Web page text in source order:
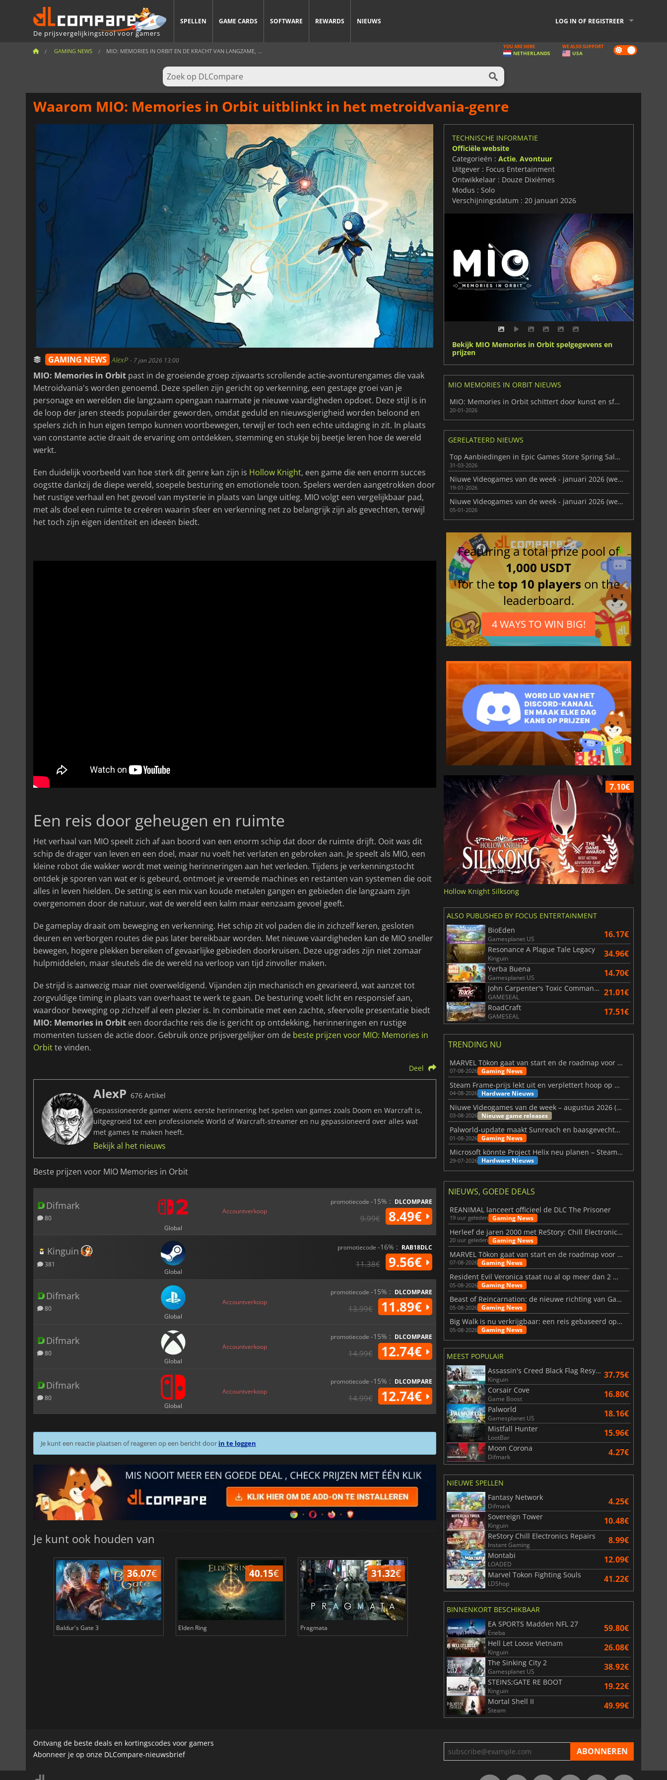
De prijsvergelijkingstool voor gamers
SPELLEN GAME CARDS SOFTWARE REWARDS NIEUWS LOG IN OF REGISTREER
GAMING NEWS MIO: MEMORIES IN ORBIT EN DE KRACHT VAN LANGZAME, ... Dark
mode
YOU ARE HERE
NETHERLANDS
WE ALSO SUPPORT
USA
Waarom MIO: Memories in Orbit uitblinkt in het metroidvania-genre
GAMING NEWS AlexP - 7 jan 2026 13:00
MIO: Memories in Orbit past in de groeiende groep zijwaarts scrollende actie-avonturengames die vaak
Metroidvania's worden genoemd. Deze spellen zijn gericht op verkenning, een gestage groei van je
personage en werelden die langzaam opengaan naarmate je nieuwe vaardigheden opdoet. Deze stijl is in
de loop der jaren steeds populairder geworden, omdat geduld en nieuwsgierigheid worden beloond en
spelers zich in hun eigen tempo kunnen voortbewegen, terwijl er toch een echte uitdaging in zit. In plaats
van constante actie draait de ervaring om ontdekken, stemming en stukje bij beetje leren hoe de wereld
werkt.
Een duidelijk voorbeeld van hoe sterk dit genre kan zijn is Hollow Knight, een game die een enorm succes
oogstte dankzij de diepe wereld, soepele besturing en emotionele toon. Spelers werden aangetrokken door
het rustige verhaal en het gevoel van mysterie in plaats van lange uitleg. MIO volgt een vergelijkbaar pad,
met als doel een ruimte te creëren waarin sfeer en verkenning net zo belangrijk zijn als gevechten, terwijl
het toch zijn eigen identiteit en ideeën biedt.
Een reis door geheugen en ruimte
Het verhaal van MIO speelt zich af aan boord van een enorm schip dat door de ruimte drijft. Ooit was dit
schip de drager van leven en een doel, maar nu voelt het verlaten en gebroken aan. Je speelt als MIO, een
kleine robot die wakker wordt met weinig herinneringen aan het verleden. Tijdens je verkenningstocht
ontdek je sporen van wat er is gebeurd, ontmoet je vreemde machines en restanten van systemen die ooit
alles in leven hielden. De setting is een mix van koude metalen gangen en gebieden die langzaam zijn
overgenomen door de natuur, wat de wereld een kalm maar eenzaam gevoel geeft.
De gameplay draait om beweging en verkenning. Het schip zit vol paden die in zichzelf keren, gesloten
deuren en verborgen routes die pas later bereikbaar worden. Met nieuwe vaardigheden kan de MIO sneller
bewegen, hogere plekken bereiken of gevaarlijke gebieden doorkruisen. Deze upgrades zijn niet zomaar
hulpmiddelen, maar sleutels die de wereld na verloop van tijd zinvoller maken.
De strijd is aanwezig maar niet overweldigend. Vijanden zijn mechanisch en gevarieerd, wat aanzet tot
zorgvuldige timing in plaats van overhaast te werk te gaan. De besturing voelt licht en responsief aan,
waardoor beweging op zichzelf al een plezier is. In combinatie met een zachte, sfeervolle presentatie biedt
MIO: Memories in Orbit een doordachte reis die is gericht op ontdekking, herinneringen en rustige
momenten tussen de actie door. Gebruik onze prijsvergelijker om de beste prijzen voor MIO: Memories in
Orbitte vinden.
Deel
AlexP 676 Artikel
Gepassioneerde gamer wiens eerste herinnering het spelen van games zoals Doom en Warcraft is,
uitgegroeid tot een professionele World of Warcraft-streamer en nu gepassioneerd over alles wat
met games te maken heeft.
Bekijk al het nieuws
Beste prijzen voor MIO Memories in Orbit
Difmark
80
Global
Accountverkoop
promotiecode -15% : DLCOMPARE
9.99€ 8.49€
Kinguin
381
Global
promotiecode -16% : RAB18DLC
11.38€ 9.56€
Difmark
80
Global
Accountverkoop
promotiecode -15% : DLCOMPARE
13.99€ 11.89€
Difmark
80
Global
Accountverkoop
promotiecode -15% : DLCOMPARE
14.99€ 12.74€
Difmark
80
Global
Accountverkoop
promotiecode -15% : DLCOMPARE
14.99€ 12.74€
Je kunt een reactie plaatsen of reageren op een bericht door in te loggen
Je kunt ook houden van
36.07€
Baldur's Gate 3
40.15€
Elden Ring
31.32€
Pragmata
6.75€
Total War WARHAMMER 3
15.51
Lies Of P
TECHNISCHE INFORMATIE
Officiële website
Categorieën : Actie, Avontuur
Uitgever : Focus Entertainment
Ontwikkelaar : Douze Dixièmes
Modus : Solo
Verschijningsdatum : 20 januari 2026
Bekijk MIO Memories in Orbit spelgegevens en
prijzen
MIO MEMORIES IN ORBIT NIEUWS
MIO: Memories in Orbit schittert door kunst en sfeer
20-01-2026
GERELATEERD NIEUWS
Top Aanbiedingen in Epic Games Store Spring Sale 2026
31-03-2026
Niuwe Videogames van de week - januari 2026 (week 4)
19-01-2026
Niuwe Videogames van de week - januari 2026 (week 2)
05-01-2026
Featuring a total prize pool of
1,000 USDT
for thetop 10 players on the
leaderboard.
4 WAYS TO WIN BIG!
7.10€
Hollow Knight Silksong
ALSO PUBLISHED BY FOCUS ENTERTAINMENT
BioEden
Gamesplanet US 16.17€
Resonance A Plague Tale Legacy
Kinguin 34.96€
Yerba Buena
Gamesplanet US 14.70€
John Carpenter's Toxic Commando
GAMESEAL 21.01€
RoadCraft
GAMESEAL 17.51€
TRENDING NU
MARVEL Tōkon gaat van start en de roadmap voor jaar 1 is bekendgemaakt
07-08-2026 Gaming News
Steam Frame-prijs lekt uit en verplettert hoop op betaalbare VR
04-08-2026 Hardware Nieuws
Niuwe Videogames van de week – augustus 2026 (week 32)
03-08-2026 Nieuwe game releases
Palworld-update maakt Sunreach en baasgevechten stabieler
01-08-2026 Gaming News
Microsoft könnte Project Helix neu planen – Steam-Support wackelt
29-07-2026 Hardware Nieuws
NIEUWS, GOEDE DEALS
REANIMAL lanceert officieel de DLC The Prisoner
19 uur geleden Gaming News
Herleef de jaren 2000 met ReStory: Chill Electronics Repairs
20 uur geleden Gaming News
MARVEL Tōkon gaat van start en de roadmap voor jaar 1 is bekendgemaakt
07-08-2026 Gaming News
Resident Evil Veronica staat nu al op meer dan 2 miljoen verlanglijstjes
05-08-2026 Gaming News
Beast of Reincarnation: de nieuwe richting van Game Freak
05-08-2026 Gaming News
Big Walk is nu verkrijgbaar: een reis gebaseerd op vriendschap
05-08-2026 Gaming News
MEEST POPULAIR
Assassin's Creed Black Flag Resynced
Kinguin 37.75€
Corsair Cove
Game Boost 16.80€
Palworld
Gamesplanet US 18.16€
Mistfall Hunter
LootBar 15.96€
Moon Corona
Difmark 4.27€
NIEUWE SPELLEN
Fantasy Network
Difmark 4.25€
Sovereign Tower
Kinguin 10.48€
ReStory Chill Electronics Repairs
Instant Gaming 8.99€
Montabi
LOADED 12.09€
Marvel Tokon Fighting Souls
LDShop 41.22€
BINNENKORT BESCHIKBAAR
EA SPORTS Madden NFL 27
Eneba 59.80€
Hell Let Loose Vietnam
Kinguin 26.08€
The Sinking City 2
Gamesplanet US 38.92€
STEINS;GATE RE BOOT
Kinguin 19.22€
Mortal Shell II
Steam 49.99€
Ontvang de beste deals en kortingscodes voor gamers
Abonneer je op onze DLCompare-nieuwsbrief